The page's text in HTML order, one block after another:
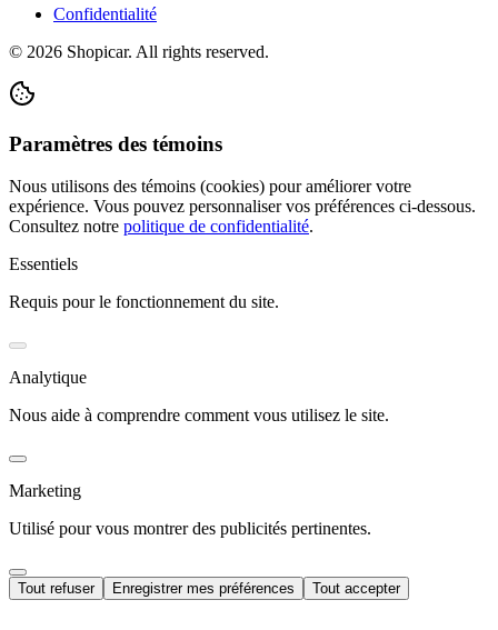
Confidentialité
© 2026 Shopicar. All rights reserved.
Paramètres des témoins
Nous utilisons des témoins (cookies) pour améliorer votre
expérience. Vous pouvez personnaliser vos préférences ci-dessous.
Consultez notre politique de confidentialité.
Essentiels
Requis pour le fonctionnement du site.
Analytique
Nous aide à comprendre comment vous utilisez le site.
Marketing
Utilisé pour vous montrer des publicités pertinentes.
Tout refuser Enregistrer mes préférences Tout accepter